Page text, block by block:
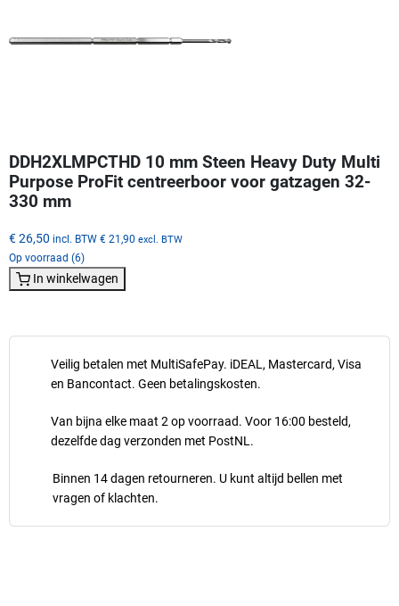
Veilig betalen met MultiSafePay. iDEAL, Mastercard, Visa
en Bancontact. Geen betalingskosten.
Van bijna elke maat 2 op voorraad. Voor 16:00 besteld,
dezelfde dag verzonden met PostNL.
Binnen 14 dagen retourneren. U kunt altijd bellen met
vragen of klachten.
DDH2XLMPCTHD 10 mm Steen Heavy Duty Multi
Purpose ProFit centreerboor voor gatzagen 32-
330 mm
€ 26,50 incl. BTW € 21,90 excl. BTW
Op voorraad (6)
In winkelwagen